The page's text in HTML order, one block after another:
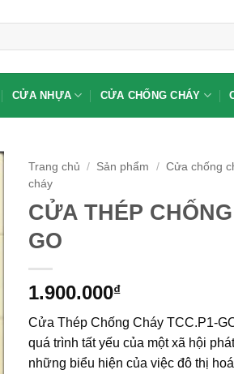
CỬA NHỰA CỬA CHỐNG CHÁY
Trang chủ / Sản phẩm / Cửa chống
cháy
CỬA THÉP
GO
1.900.000₫
Cửa Thép Chống Cháy TCC.P1-
quá trình tất yếu của một xã hội
những biểu hiện của việc đô thị